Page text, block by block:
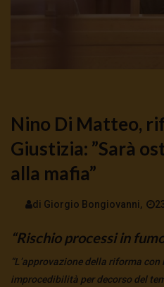
Nino Di Matteo,
Giustizia: ”Sarà
alla mafia”
di Giorgio Bongiovanni,
“Rischio processi in
“L’approvazione della riforma
improcedibilità per decorso del